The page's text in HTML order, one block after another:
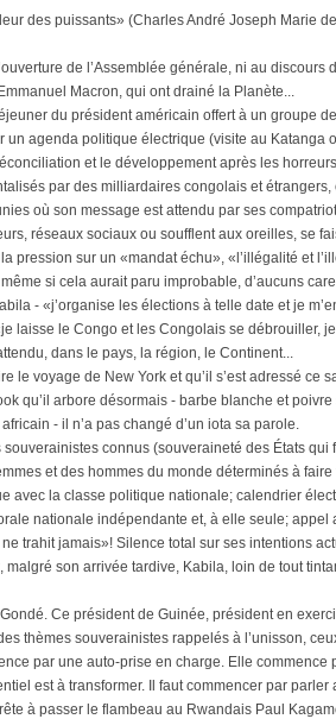
des puissants» (Charles André Joseph Marie
de l’Assemblée générale, ni au
Macron, qui ont drainé la Planète...
du président américain offert à un groupe
un agenda politique électrique (visite au Katanga
et le développement après les
par des milliardaires congolais et
où son message est attendu par ses
réseaux sociaux ou soufflent aux oreilles, se
pression sur un «mandat échu», «l’illégalité et
si cela aurait paru improbable, d’aucuns
- «j’organise les élections à telle date et je
laisse le Congo et les Congolais se débrouiller,
dans le pays, la région, le Continent...
le voyage de New York et qu’il s’est adressé ce
qu’il arbore désormais - barbe blanche et
- il n’a pas changé d’un iota sa parole.
souverainistes connus (souveraineté des États
et des hommes du monde déterminés à
avec la classe politique nationale; calendrier
nationale indépendante et, à elle seule; appel
trahit jamais»! Silence total sur ses intentions
malgré son arrivée tardive, Kabila, loin de tout
Ce président de Guinée, président en
thèmes souverainistes rappelés à l’unisson,
par une auto-prise en charge. Elle commence
est à transformer. Il faut commencer par
à passer le flambeau au Rwandais Paul